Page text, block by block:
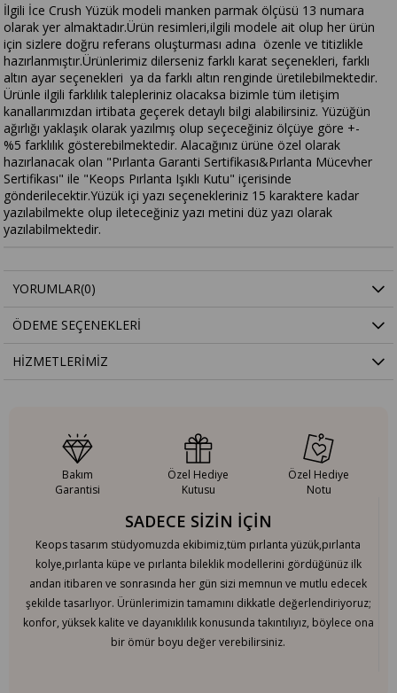
İlgili İce Crush Yüzük modeli manken parmak ölçüsü 13 numara
olarak yer almaktadır.Ürün resimleri,ilgili modele ait olup her ürün
için sizlere doğru referans oluşturması adına özenle ve titizlikle
hazırlanmıştır.Ürünlerimiz dilerseniz farklı karat seçenekleri, farklı
altın ayar seçenekleri ya da farklı altın renginde üretilebilmektedir.
Ürünle ilgili farklılık talepleriniz olacaksa bizimle tüm iletişim
kanallarımızdan irtibata geçerek detaylı bilgi alabilirsiniz. Yüzüğün
ağırlığı yaklaşık olarak yazılmış olup seçeceğiniz ölçüye göre +-
%5 farklılık gösterebilmektedir. Alacağınız ürüne özel olarak
hazırlanacak olan "Pırlanta Garanti Sertifikası&Pırlanta Mücevher
Sertifikası" ile "Keops Pırlanta Işıklı Kutu" içerisinde
gönderilecektir.Yüzük içi yazı seçenekleriniz 15 karaktere kadar
yazılabilmekte olup ileteceğiniz yazı metini düz yazı olarak
yazılabilmektedir.
YORUMLAR(0)
ÖDEME SEÇENEKLERI
HIZMETLERIMIZ
SADECE SİZİN İÇİN
Keops tasarım stüdyomuzda ekibimiz,tüm pırlanta yüzük,pırlanta
kolye,pırlanta küpe ve pırlanta bileklik modellerini gördüğünüz ilk
andan itibaren ve sonrasında her gün sizi memnun ve mutlu edecek
şekilde tasarlıyor. Ürünlerimizin tamamını dikkatle değerlendiriyoruz;
konfor, yüksek kalite ve dayanıklılık konusunda takıntılıyız, böylece ona
bir ömür boyu değer verebilirsiniz.
Bakım
Garantisi
Özel Hediye
Kutusu
Özel Hediye
Notu